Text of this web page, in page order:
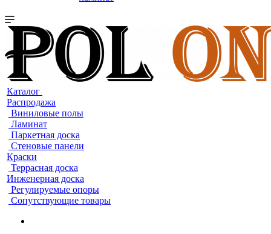
Каталог
Распродажа
Виниловые полы
Ламинат
Паркетная доска
Стеновые панели
Краски
Террасная доска
Инженерная доска
Регулируемые опоры
Сопутствующие товары